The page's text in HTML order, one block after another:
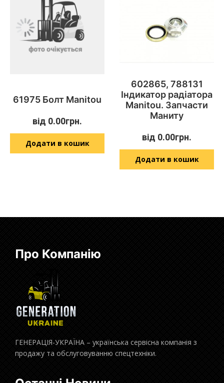
61975 Болт Manitou
від 0.00грн.
Додати в кошик
602865, 788131
Індикатор радіатора
Manitou. Запчасти
Маниту
від 0.00грн.
Додати в кошик
Про Компанію
ГЕНЕРАЦІЯ-УКРАЇНА – українська сервісна компанія з
продажу та обслуговуванню спецтехніки.